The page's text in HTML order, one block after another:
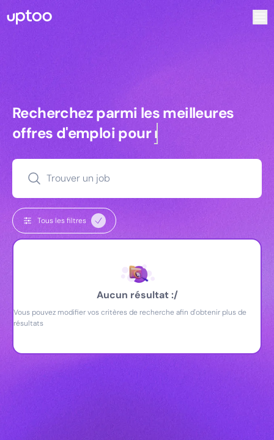
Recherchez parmi les meilleures
Recherchez parmi les meilleures
offres d'emploi pourcommerciaux
Trouver un job
Tous les filtres
Aucun résultat :/
Vous pouvez modifier vos critères de recherche afin d'obtenir plus de
résultats